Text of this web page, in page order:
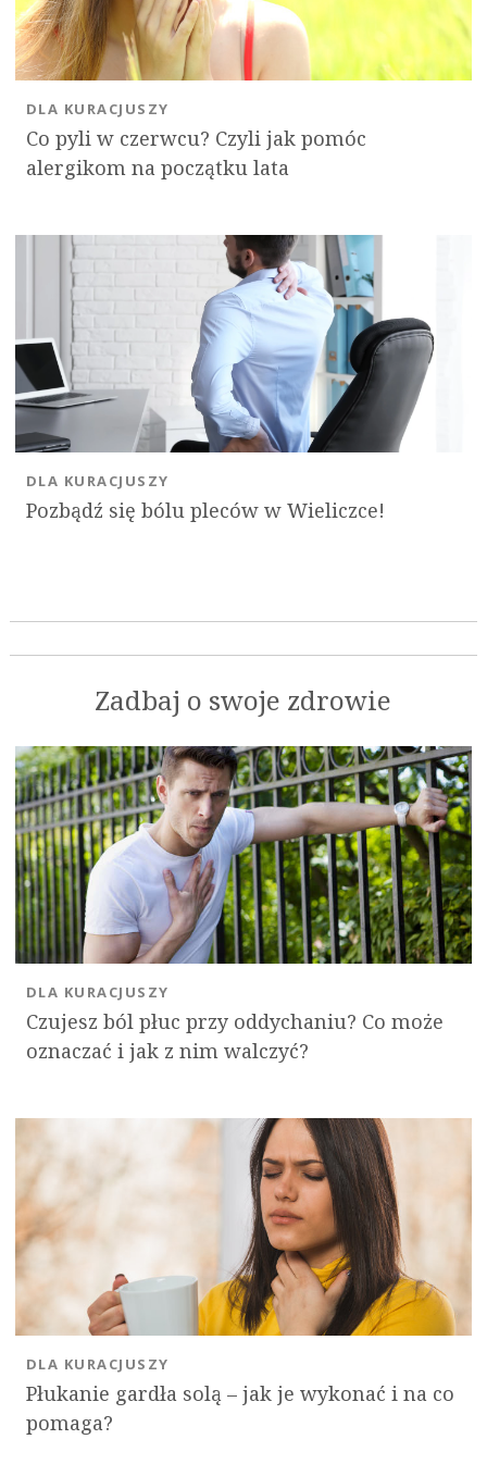
Co pyli w czerwcu? Czyli jak pomóc
alergikom na początku lata
DLA KURACJUSZY
Pozbądź się bólu pleców w Wieliczce!
DLA KURACJUSZY
Zadbaj o swoje zdrowie
Czujesz ból płuc przy oddychaniu? Co może
oznaczać i jak z nim walczyć?
DLA KURACJUSZY
Płukanie gardła solą – jak je wykonać i na co
pomaga?
DLA KURACJUSZY